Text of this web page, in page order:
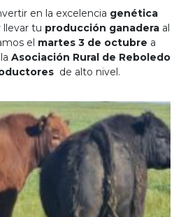
en la excelencia genética
llevar tu producción ganadera al
el martes 3 de octubre a
Asociación Rural de Reboledo
de alto nivel.